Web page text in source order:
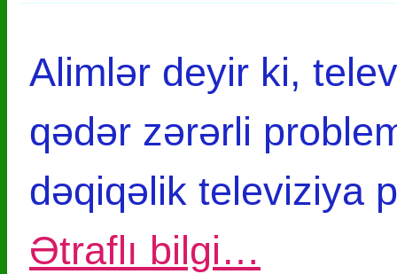
Alimlər deyir ki,
qədər zərərli
dəqiqəlik televiziya
Ətraflı bilgi…